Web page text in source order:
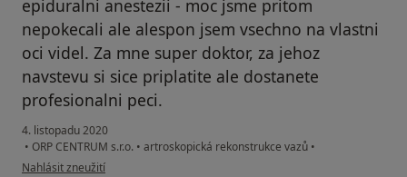
epiduralni anestezii - moc jsme pritom
nepokecali ale alespon jsem vsechno na vlastni
oci videl. Za mne super doktor, za jehoz
navstevu si sice priplatite ale dostanete
profesionalni peci.
4. listopadu 2020
• ORP CENTRUM s.r.o. • artroskopická rekonstrukce vazů •
podle názoru uživatele Váš účet byl odstraněn
Nahlásit zneužití